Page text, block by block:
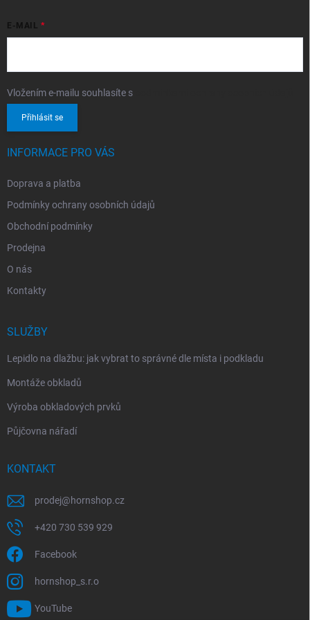
E-MAIL
Vložením e-mailu souhlasíte s
Přihlásit se
INFORMACE PRO VÁS
Doprava a platba
Podmínky ochrany osobních údajů
Obchodní podmínky
Prodejna
O nás
Kontakty
SLUŽBY
Lepidlo na dlažbu: jak vybrat to správné dle místa i podkladu
Montáže obkladů
Výroba obkladových prvků
Půjčovna nářadí
KONTAKT
prodej@hornshop.cz
+420 730 539 929
Facebook
hornshop_s.r.o
YouTube